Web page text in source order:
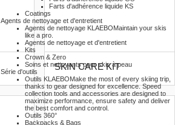
Farts d'adhérence liquide KS
Coatings
Agents de nettoyage et d'entretient
Agents de nettoyage KLAEBOMaintain your skis
like a pro.
Agents de nettoyage et d'entretient
Kits
Crown & Zero
Soins et nettoyants pour skis à peau
Série d'outils
Outils KLAEBOMake the most of every skiing trip,
thanks to gear designed for excellence. Speed
collection tools and accessories are designed to
maximize performance, ensure safety and deliver
the best comfort and control.
Outils 360°
Backpacks & Bags
SKIN CARE KIT